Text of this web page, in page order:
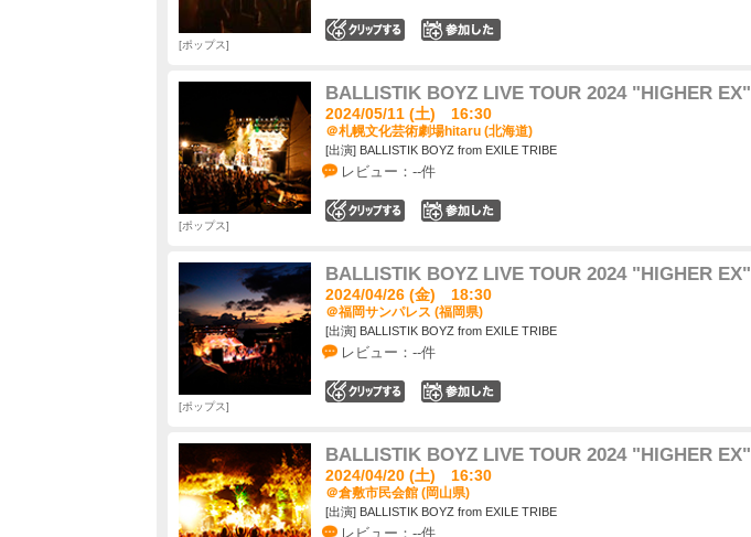
ポップス
BALLISTIK BOYZ LIVE TOUR 2024 "HIGHER EX"
2024/05/11 (土) 16:30
＠札幌文化芸術劇場hitaru (北海道)
[出演] BALLISTIK BOYZ from EXILE TRIBE
レビュー：--件
ポップス
BALLISTIK BOYZ LIVE TOUR 2024 "HIGHER EX"
2024/04/26 (金) 18:30
＠福岡サンパレス (福岡県)
[出演] BALLISTIK BOYZ from EXILE TRIBE
レビュー：--件
ポップス
BALLISTIK BOYZ LIVE TOUR 2024 "HIGHER EX"
2024/04/20 (土) 16:30
＠倉敷市民会館 (岡山県)
[出演] BALLISTIK BOYZ from EXILE TRIBE
レビュー：--件